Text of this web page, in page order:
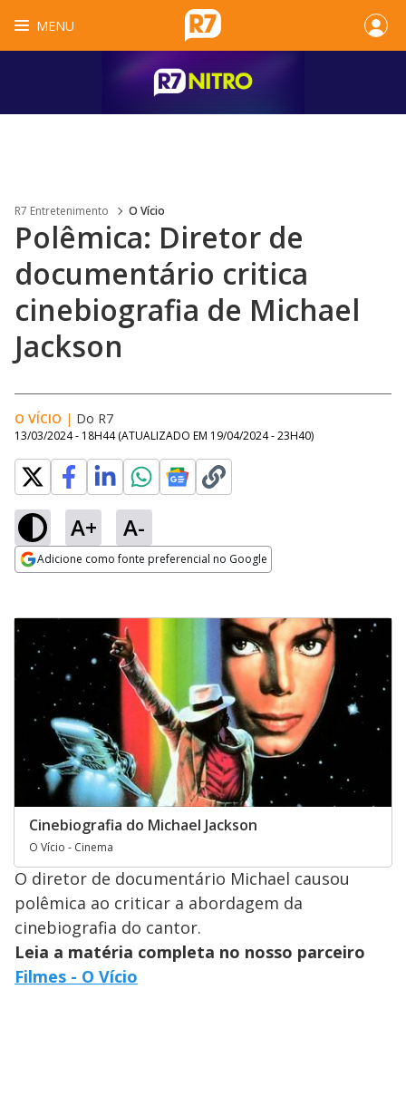
MENU
R7 Entretenimento O Vício
Polêmica: Diretor de
documentário critica
cinebiografia de Michael
Jackson
O VÍCIO | Do R7
13/03/2024 - 18H44 (ATUALIZADO EM 19/04/2024 - 23H40)
A+ A-
Adicione como fonte preferencial no Google
Cinebiografia do Michael Jackson
O Vício - Cinema
O diretor de documentário Michael causou
polêmica ao criticar a abordagem da
cinebiografia do cantor.
Leia a matéria completa no nosso parceiro
Filmes - O Vício